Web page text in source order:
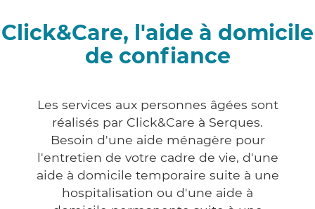
Click&Care, l'aide à domicile
de confiance
Les services aux personnes âgées sont
réalisés par Click&Care à Serques.
Besoin d'une aide ménagère pour
l'entretien de votre cadre de vie, d'une
aide à domicile temporaire suite à une
hospitalisation ou d'une aide à